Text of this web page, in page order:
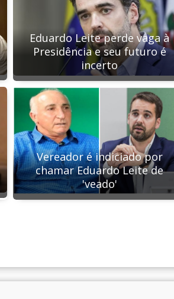
Eduardo Leite perde vaga à
Presidência e seu futuro é
incerto
Vereador é indiciado por
chamar Eduardo Leite de
'veado'